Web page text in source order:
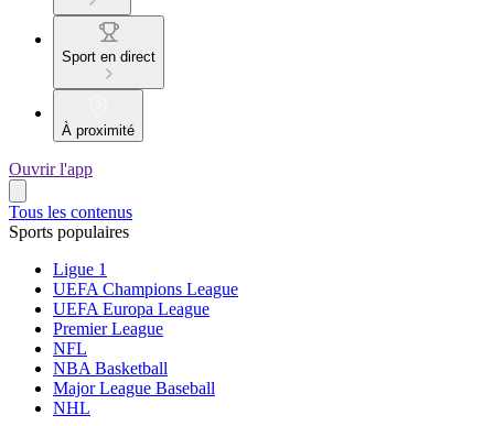
Sport en direct
À proximité
Ouvrir l'app
Tous les contenus
Sports populaires
Ligue 1
UEFA Champions League
UEFA Europa League
Premier League
NFL
NBA Basketball
Major League Baseball
NHL